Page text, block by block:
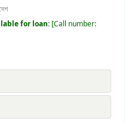
for loan: Call number: